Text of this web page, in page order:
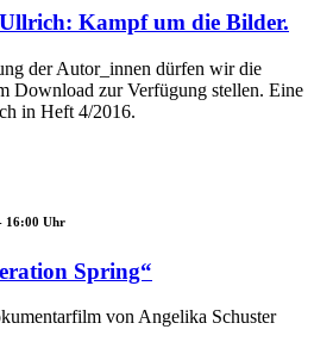
Kampf um die Bilder.
der Autor_innen dürfen wir die
Download zur Verfügung stellen. Eine
in Heft 4/2016.
16:00 Uhr
Spring“
von Angelika Schuster